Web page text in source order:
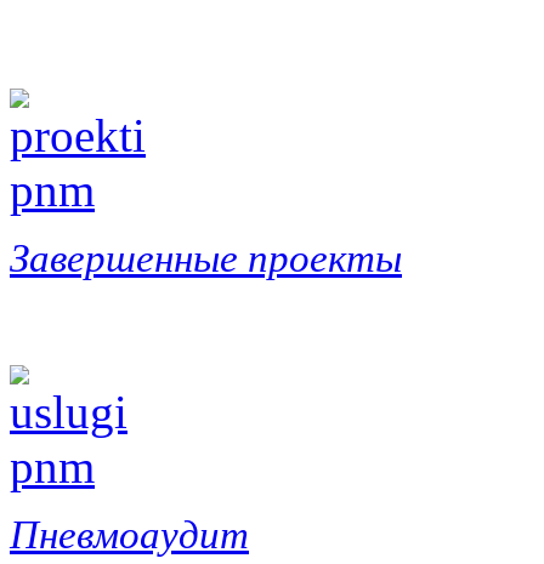
Завершенные проекты
Пневмоаудит